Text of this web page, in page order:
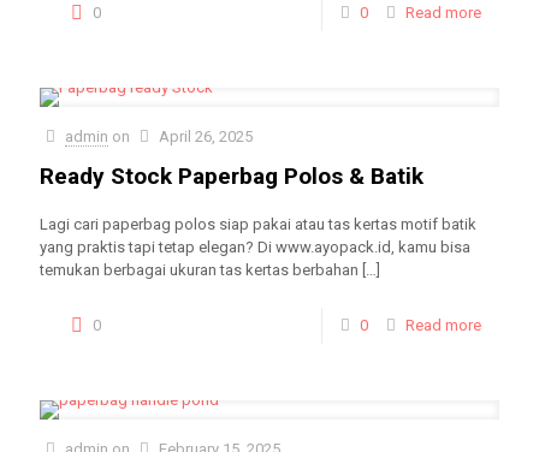
0 0 Read more
admin on April 26, 2025
Ready Stock Paperbag Polos & Batik
Lagi cari paperbag polos siap pakai atau tas kertas motif batik
yang praktis tapi tetap elegan? Di www.ayopack.id, kamu bisa
temukan berbagai ukuran tas kertas berbahan […]
0 0 Read more